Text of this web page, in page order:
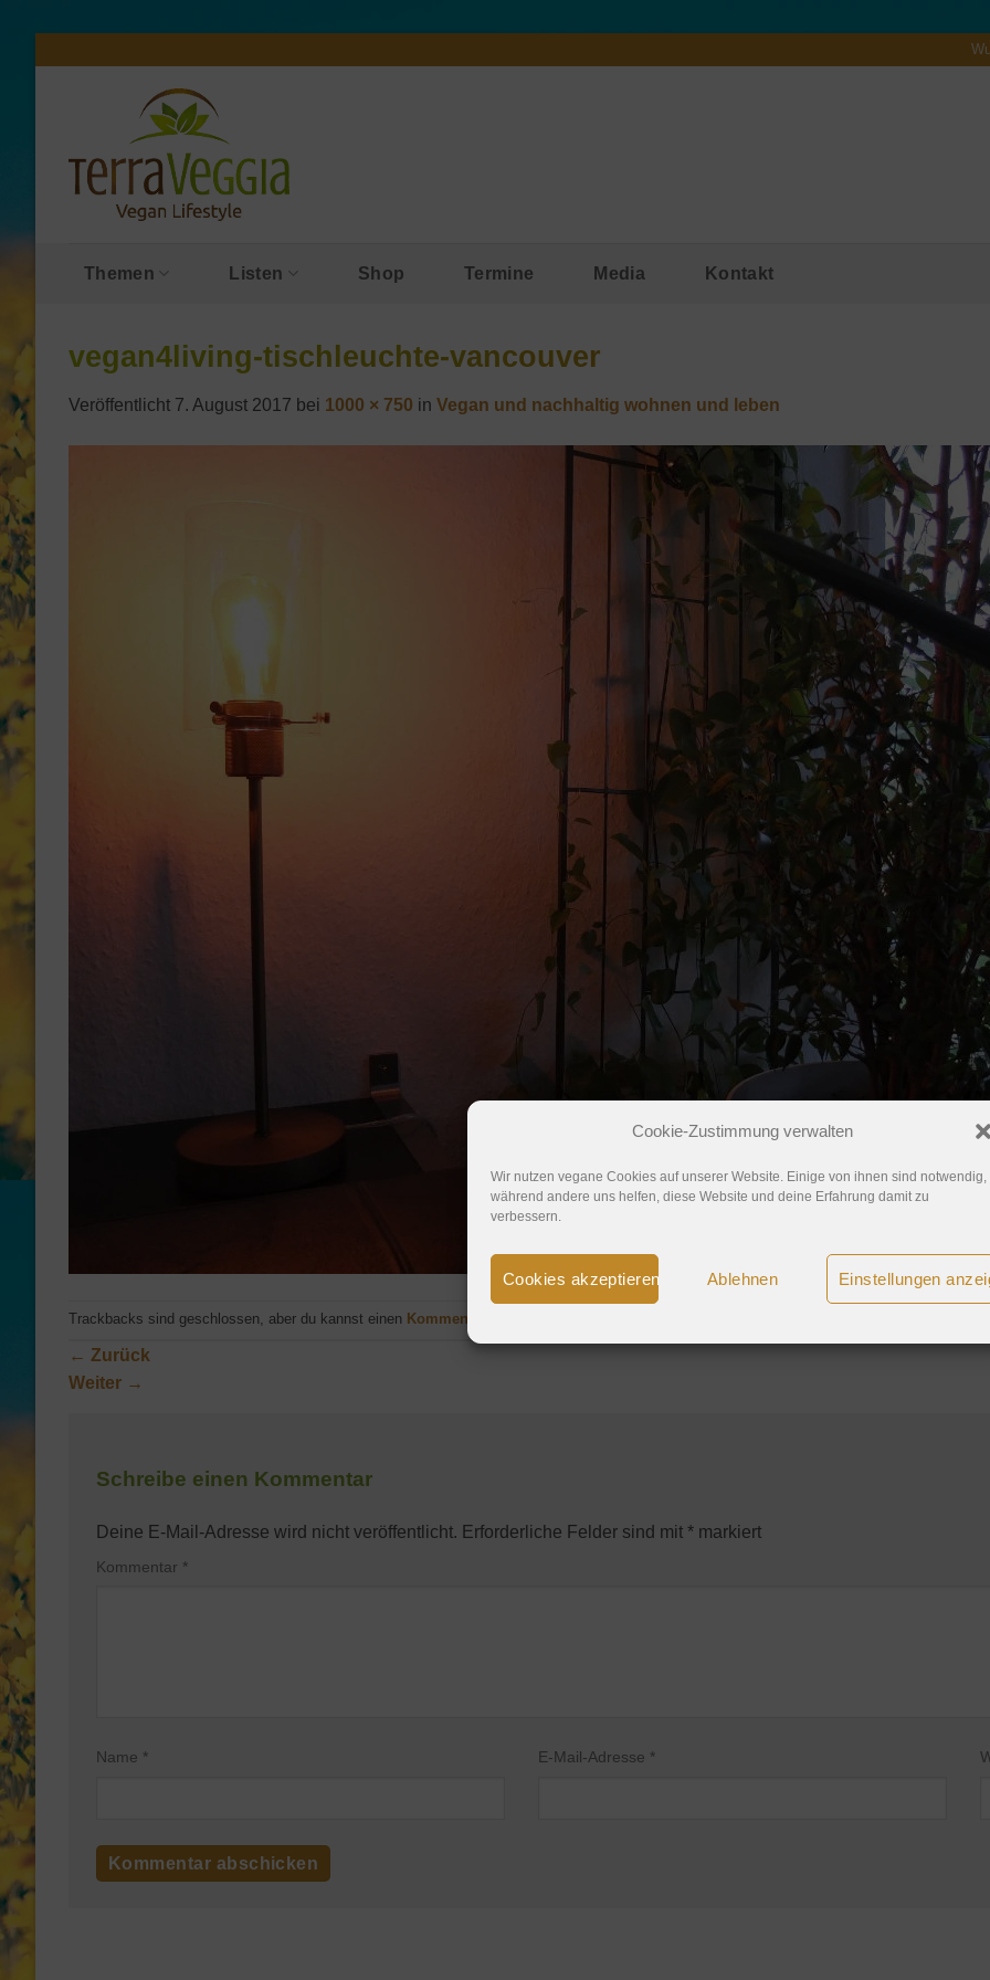
Cookie-Zustimmung verwalten
Wir nutzen vegane Cookies auf unserer Website. Einige von ihnen sind notwendig,
während andere uns helfen, diese Website und deine Erfahrung damit zu
verbessern.
Cookies akzeptieren Ablehnen Einstellungen
Themen Listen Shop Termine Media Kontakt
vegan4living-tischleuchte-vancouver
Veröffentlicht 7. August 2017 bei 1000 × 750 in Vegan und nachhaltig wohnen und leben
Trackbacks sind geschlossen, aber du kannst einen Kommentar posten
← Zurück
Weiter →
Schreibe einen Kommentar
Deine E-Mail-Adresse wird nicht veröffentlicht. Erforderliche Felder sind mit * markiert
Kommentar *
Name * E-Mail-Adresse *